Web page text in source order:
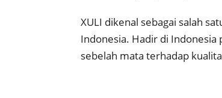
XULI dikenal sebagai salah
Indonesia. Hadir di Indonesia
sebelah mata terhadap